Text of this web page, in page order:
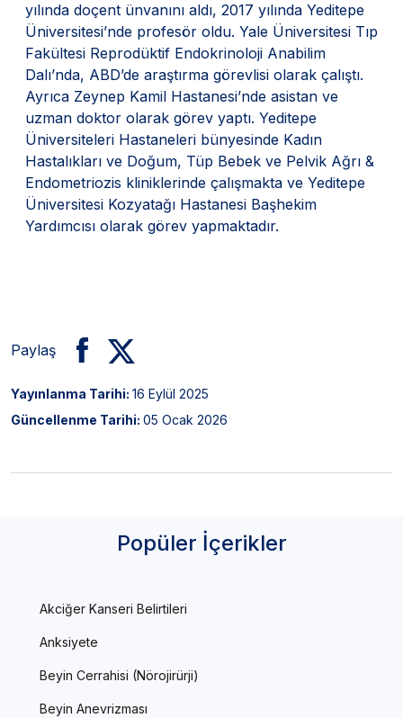
yılında doçent ünvanını aldı, 2017 yılında Yeditepe
Üniversitesi’nde profesör oldu. Yale Üniversitesi Tıp
Fakültesi Reprodüktif Endokrinoloji Anabilim
Dalı’nda, ABD’de araştırma görevlisi olarak çalıştı.
Ayrıca Zeynep Kamil Hastanesi’nde asistan ve
uzman doktor olarak görev yaptı. Yeditepe
Üniversiteleri Hastaneleri bünyesinde Kadın
Hastalıkları ve Doğum, Tüp Bebek ve Pelvik Ağrı &
Endometriozis kliniklerinde çalışmakta ve Yeditepe
Üniversitesi Kozyatağı Hastanesi Başhekim
Yardımcısı olarak görev yapmaktadır.
Paylaş
Yayınlanma Tarihi: 16 Eylül 2025
Güncellenme Tarihi: 05 Ocak 2026
Popüler İçerikler
Akciğer Kanseri Belirtileri
Anksiyete
Beyin Cerrahisi (Nörojirürji)
Beyin Anevrizması